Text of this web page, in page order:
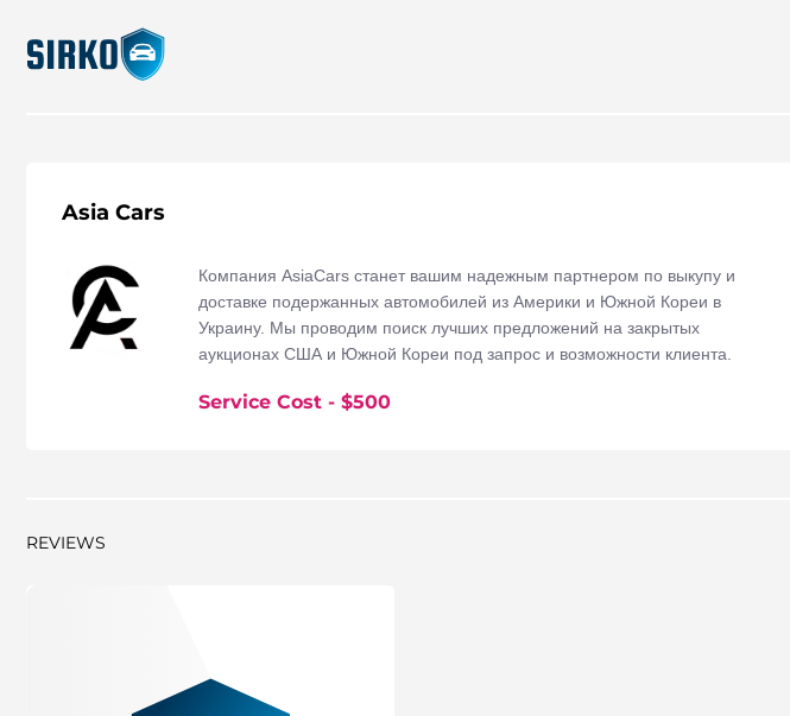
Asia Cars
Компания AsiaCars станет вашим надежным партнером по выкупу и
доставке подержанных автомобилей из Америки и Южной Кореи в
Украину. Мы проводим поиск лучших предложений на закрытых
аукционах США и Южной Кореи под запрос и возможности клиента.
Service Cost - $500
REVIEWS